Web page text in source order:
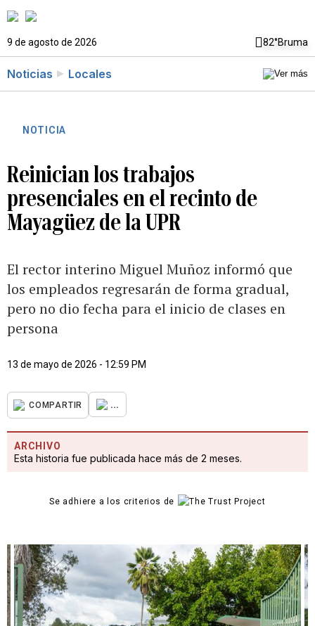
9 de agosto de 2026 82°Bruma
Noticias Locales
NOTICIA
Reinician los trabajos
presenciales en el recinto de
Mayagüez de la UPR
El rector interino Miguel Muñoz informó que
los empleados regresarán de forma gradual,
pero no dio fecha para el inicio de clases en
persona
13 de mayo de 2026 - 12:59 PM
COMPARTIR ...
ARCHIVO
Esta historia fue publicada hace más de 2 meses.
Se adhiere a los criterios de